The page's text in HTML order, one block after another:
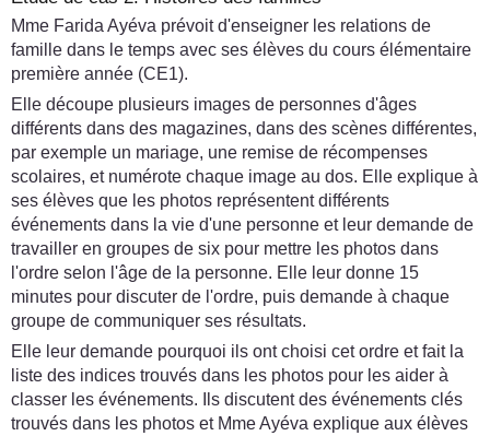
Mme Farida Ayéva prévoit d'enseigner les relations de
famille dans le temps avec ses élèves du cours élémentaire
première année (CE1).
Elle découpe plusieurs images de personnes d'âges
différents dans des magazines, dans des scènes différentes,
par exemple un mariage, une remise de récompenses
scolaires, et numérote chaque image au dos. Elle explique à
ses élèves que les photos représentent différents
événements dans la vie d'une personne et leur demande de
travailler en groupes de six pour mettre les photos dans
l'ordre selon l'âge de la personne. Elle leur donne 15
minutes pour discuter de l'ordre, puis demande à chaque
groupe de communiquer ses résultats.
Elle leur demande pourquoi ils ont choisi cet ordre et fait la
liste des indices trouvés dans les photos pour les aider à
classer les événements. Ils discutent des événements clés
trouvés dans les photos et Mme Ayéva explique aux élèves